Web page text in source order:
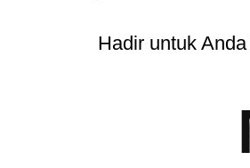
Hadir untuk